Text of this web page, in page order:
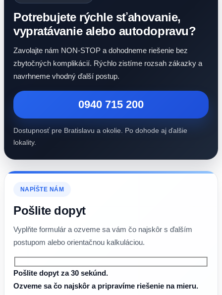
Potrebujete rýchle sťahovanie,
vypratávanie alebo autodopravu?
Zavolajte nám NON-STOP a dohodneme riešenie bez
zbytočných komplikácií. Rýchlo zistíme rozsah zákazky a
navrhneme vhodný ďalší postup.
0940 715 200
Dostupnosť pre Bratislavu a okolie. Po dohode aj ďalšie
lokality.
NAPÍŠTE NÁM
Pošlite dopyt
Vyplňte formulár a ozveme sa vám čo najskôr s ďalším
postupom alebo orientačnou kalkuláciou.
Pošlite dopyt za 30 sekúnd.
Ozveme sa čo najskôr a pripravíme riešenie na mieru.